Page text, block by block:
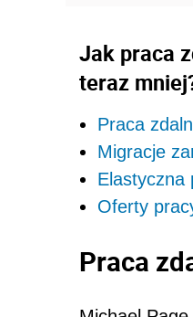
Jak praca
teraz
Praca
Migracje
Elastyczna
Oferty
Praca